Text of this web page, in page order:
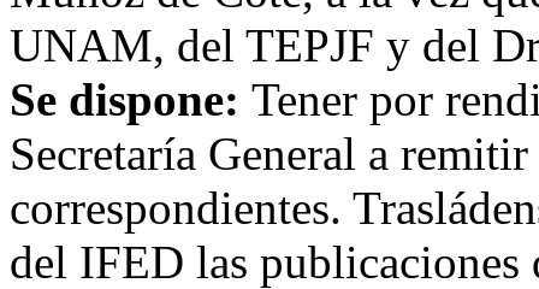
UNAM, del TEPJF y del
Se dispone: Tener por
Secretaría General a
correspondientes.
del IFED las publicaciones